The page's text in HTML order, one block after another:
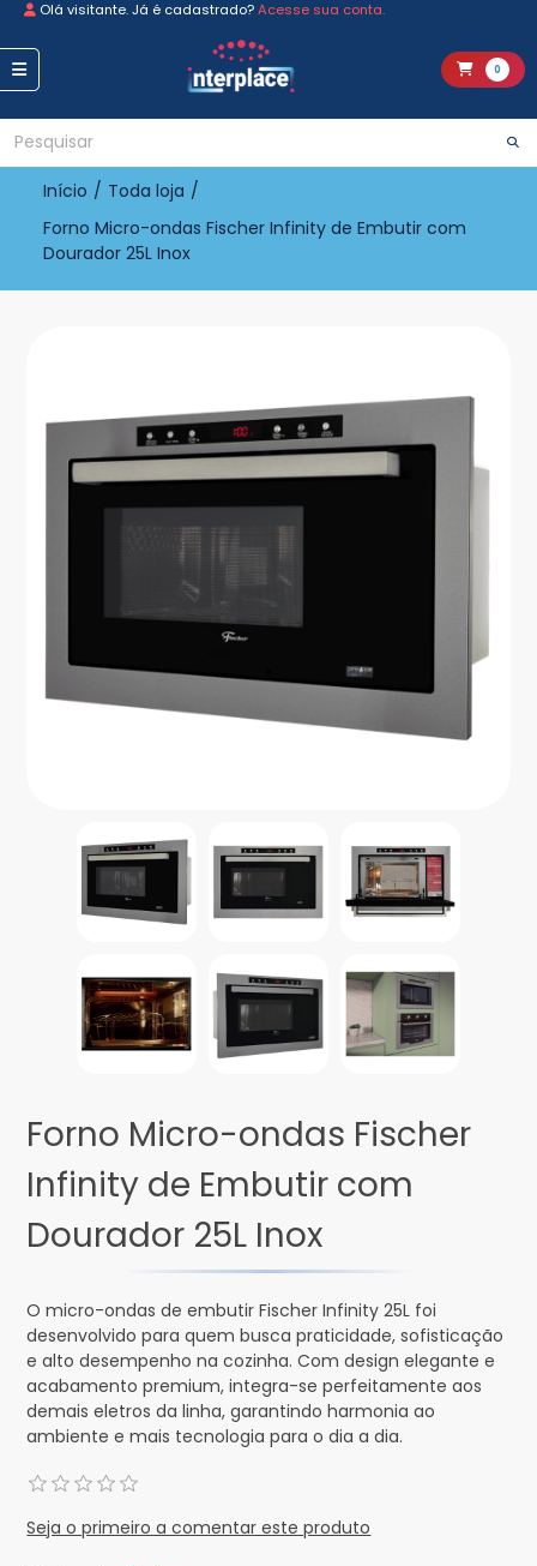
Olá visitante. Já é cadastrado?Acesse sua conta.
0
Início / Toda loja /
Forno Micro-ondas Fischer Infinity de Embutir com
Dourador 25L Inox
Forno Micro-ondas Fischer
Infinity de Embutir com
Dourador 25L Inox
O micro-ondas de embutir Fischer Infinity 25L foi
desenvolvido para quem busca praticidade, sofisticação
e alto desempenho na cozinha. Com design elegante e
acabamento premium, integra-se perfeitamente aos
demais eletros da linha, garantindo harmonia ao
ambiente e mais tecnologia para o dia a dia.
Seja o primeiro a comentar este produto